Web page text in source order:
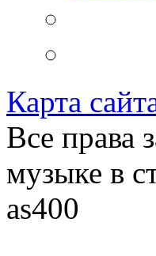
Карта
Все права
музыке в
as400